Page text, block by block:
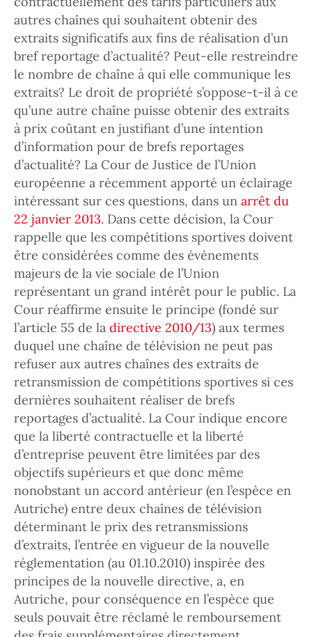
autres chaînes qui souhaitent obtenir des
extraits significatifs aux fins de réalisation d’un
bref reportage d’actualité? Peut-elle restreindre
le nombre de chaîne à qui elle communique les
extraits? Le droit de propriété s’oppose-t-il à ce
qu’une autre chaîne puisse obtenir des extraits
à prix coûtant en justifiant d’une intention
d’information pour de brefs reportages
d’actualité? La Cour de Justice de l’Union
européenne a récemment apporté un éclairage
intéressant sur ces questions, dans un arrêt du
22 janvier 2013. Dans cette décision, la Cour
rappelle que les compétitions sportives doivent
être considérées comme des événements
majeurs de la vie sociale de l’Union
représentant un grand intérêt pour le public. La
Cour réaffirme ensuite le principe (fondé sur
l’article 55 de la directive 2010/13) aux termes
duquel une chaîne de télévision ne peut pas
refuser aux autres chaînes des extraits de
retransmission de compétitions sportives si ces
dernières souhaitent réaliser de brefs
reportages d’actualité. La Cour indique encore
que la liberté contractuelle et la liberté
d’entreprise peuvent être limitées par des
objectifs supérieurs et que donc même
nonobstant un accord antérieur (en l’espèce en
Autriche) entre deux chaînes de télévision
déterminant le prix des retransmissions
d’extraits, l’entrée en vigueur de la nouvelle
réglementation (au 01.10.2010) inspirée des
principes de la nouvelle directive, a, en
Autriche, pour conséquence en l’espèce que
seuls pouvait être réclamé le remboursement